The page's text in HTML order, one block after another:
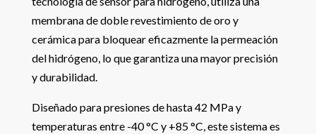
membrana de doble revestimiento de oro y
cerámica para bloquear eficazmente la permeación
del hidrógeno, lo que garantiza una mayor precisión
y durabilidad.
Diseñado para presiones de hasta 42 MPa y
temperaturas entre -40 °C y +85 °C, este sistema es